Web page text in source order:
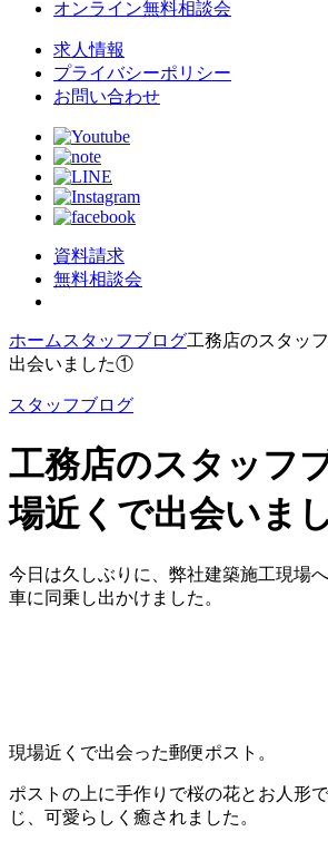
オンライン無料相談会
求人情報
プライバシーポリシー
お問い合わせ
資料請求
無料相談会
ホーム スタッフブログ工務店のスタッ
出会いました①
スタッフブログ
工務店のスタッフ
場近くで出会いま
今日は久しぶりに、弊社建築施工現場
車に同乗し出かけました。
現場近くで出会った郵便ポスト。
ポストの上に手作りで桜の花とお人形
じ、可愛らしく癒されました。